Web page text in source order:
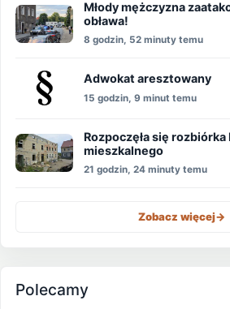
Młody mężczyzna
obława!
8 godzin, 52 minuty temu
Adwokat aresztowany
15 godzin, 9 minut temu
Rozpoczęła się
mieszkalnego
21 godzin, 24 minuty temu
Zobacz więcej->
Polecamy